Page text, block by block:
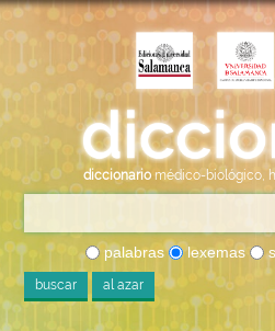
diccionario médico-biológico,
palabras lexemas
buscar al azar